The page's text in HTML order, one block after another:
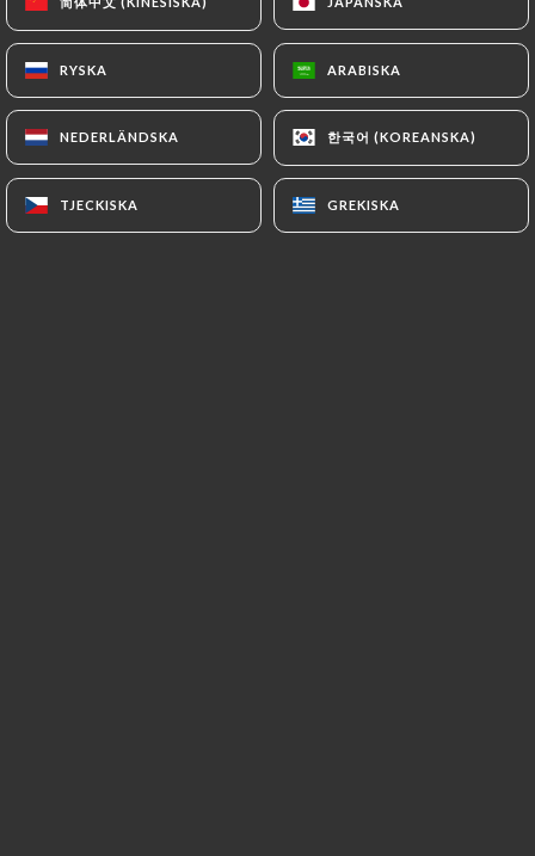
RYSKA ARABISKA
NEDERLÄNDSKA 한국어 (KOREANSKA)
TJECKISKA GREKISKA
RYSKA ARABISKA
NEDERLÄNDSKA 한국어 (KOREANSKA)
TJECKISKA GREKISKA